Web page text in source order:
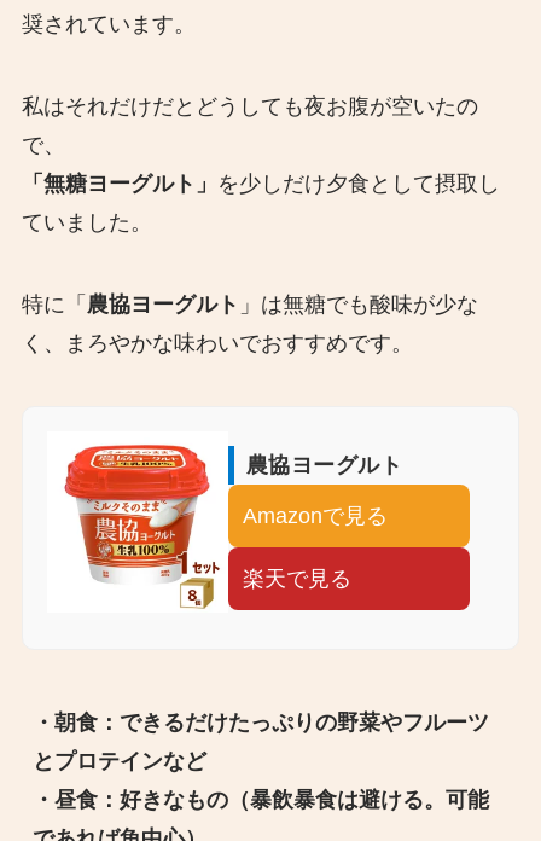
奨されています。
私はそれだけだとどうしても夜お腹が空いたの
で、
「無糖ヨーグルト」 を少しだけ夕食として摂取し
ていました。
特に「 農協ヨーグルト 」は無糖でも酸味が少な
く、まろやかな味わいでおすすめです。
農協ヨーグルト
Amazonで見る
楽天で見る
・朝食：できるだけたっぷりの野菜やフルーツ
とプロテインなど
・昼食：好きなもの（暴飲暴食は避ける。可能